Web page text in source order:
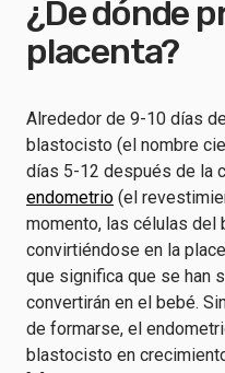
¿De dónde
placenta?
Alrededor de 9-10 días
blastocisto (el nombre
días 5-12 después de la
endometrio (el
momento, las células del
convirtiéndose en la
que significa que se han
convertirán en el bebé.
de formarse, el
blastocisto en